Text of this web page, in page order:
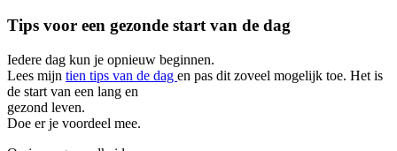
Tips voor een gezonde start van de dag
Iedere dag kun je opnieuw beginnen.
Lees mijn tien tips van de dag en pas dit zoveel mogelijk toe. Het is
de start van een lang en
gezond leven.
Doe er je voordeel mee.